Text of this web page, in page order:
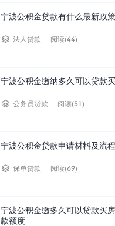
宁波公积金贷款有什么最新政
法人贷款 阅读(44)
宁波公积金缴纳多久可以贷款
公务员贷款 阅读(51)
宁波公积金贷款申请材料及流
保单贷款 阅读(69)
宁波公积金缴多久可以贷款买
款额度